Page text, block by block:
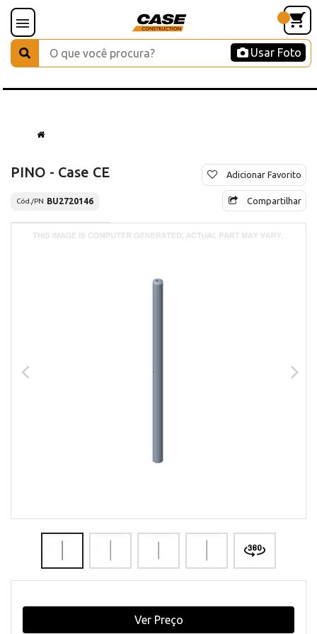
Usar Foto
PINO - Case CE
Cód./PN BU2720146
Adicionar Favorito
Compartilhar
Ver Preço